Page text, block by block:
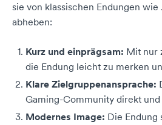
sie von klassischen Endungen
abheben:
Kurz und einprägsam: Mit nur
die Endung leicht zu merken
Klare Zielgruppenansprache:
Gaming-Community direkt
Modernes Image: Die Endung